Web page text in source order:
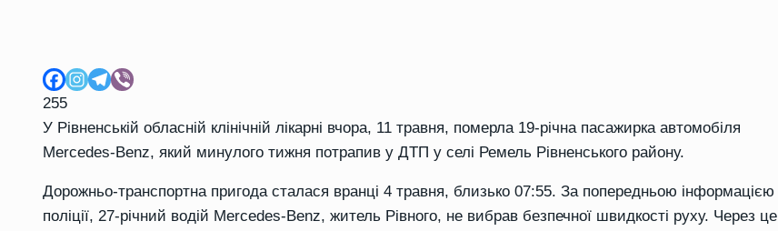
255
У Рівненській обласній клінічній лікарні вчора, 11 травня, померла 19-річна пасажирка автомобіля
Mercedes-Benz, який минулого тижня потрапив у ДТП у селі Ремель Рівненського району.
Дорожньо-транспортна пригода сталася вранці 4 травня, близько 07:55. За попередньою інформацією
поліції, 27-річний водій Mercedes-Benz, житель Рівного, не вибрав безпечної швидкості руху. Через це